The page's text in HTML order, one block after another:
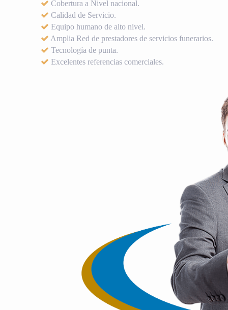
Cobertura a Nivel nacional.
Calidad de Servicio.
Equipo humano de alto nivel.
Amplia Red de prestadores de servicios funerarios.
Tecnología de punta.
Excelentes referencias comerciales.